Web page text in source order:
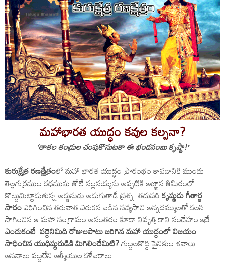
మహాభారత యుద్ధం కవుల కల్పనా?
‘తాతల తండ్రుల చంపుకొనుటకా ఈ భండనంబు కృష్ణా!’
కురుక్షేత్ర రణక్షేత్రంలో మహా భారత యుద్ధం ప్రారంభం కావడానికి ముందు
తెల్లగుర్రముల రధమును తోలే నల్లనయ్యను అప్పటికి అజ్ఞాన తిమిరంలో
కొట్టుమిట్టాడుతున్న అర్జునుడు అడుగుతాడీ ప్రశ్న. తదుపరికృష్ణుడు గీతార్ధ
సారంఎరిగించిన తరువాత ఎరుకన బడిన సవ్యసాచి అన్నదమ్ములతో కలసి
సాగించిన ఆ మహా సంగ్రామం అనంతరం కూడా నివృత్తి కాని సందేహం ఇదే.
ఎందుకంటే పద్దెనిమిది రోజులపాటు జరిగిన మహా యుద్ధంలో విజయం
సాధించిన యుధిష్టురుడికి మిగిలిందేమిటి?గుట్టలకొద్ది సైనికుల శవాలు.
ఆనవాలు పట్టలేని ఆత్మీయుల కళేబరాలు.